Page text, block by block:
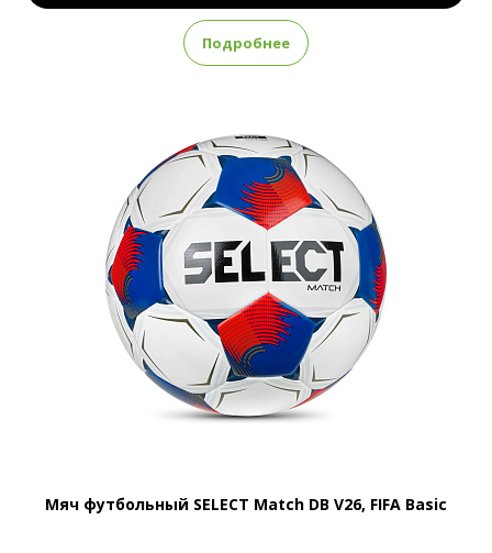
Подробнее
Мяч футбольный SELECT Match DВ V26, FIFA Basic